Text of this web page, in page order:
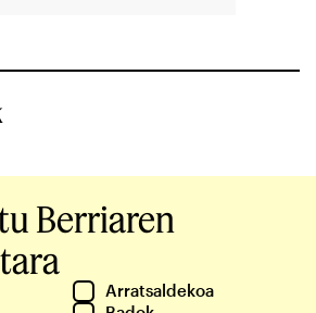
Berriaren
Arratsaldekoa